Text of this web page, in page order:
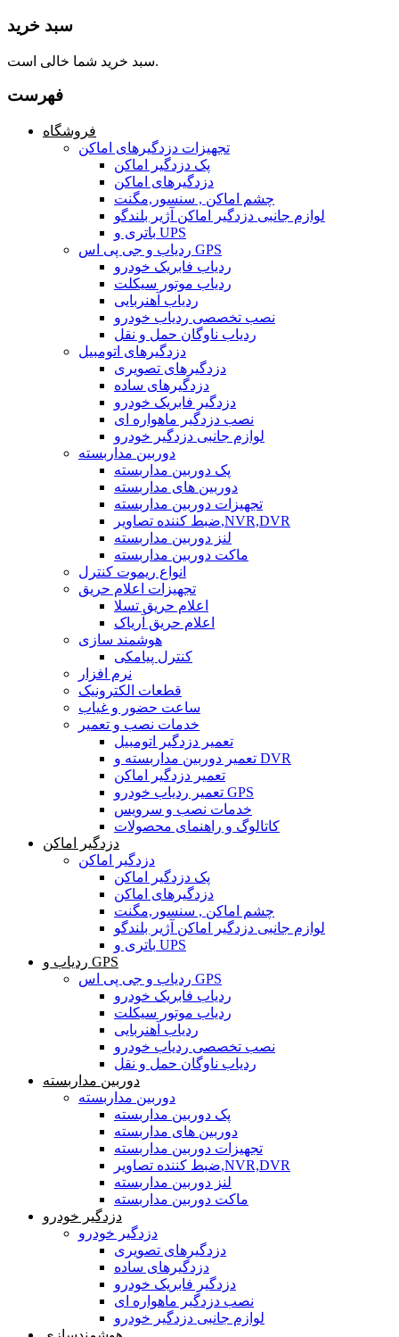
سبد خرید
سبد خرید شما خالی است.
فهرست
فروشگاه
تجهیزات دزدگیرهای اماکن
پک دزدگیر اماکن
دزدگیرهای اماکن
چشم اماکن , سنسور,مگنت
لوازم جانبی دزدگیر اماکن آژیر بلندگو
باتری و UPS
ردیاب و جی پی اس GPS
ردیاب فابریک خودرو
ردیاب موتور سیکلت
ردیاب آهنربایی
نصب تخصصی ردیاب خودرو
ردیاب ناوگان حمل و نقل
دزدگیرهای اتومبیل
دزدگیرهای تصویری
دزدگیرهای ساده
دزدگیر فابریک خودرو
نصب دزدگیر ماهواره ای
لوازم جانبی دزدگیر خودرو
دوربین مداربسته
پک دوربین مداربسته
دوربین های مداربسته
تجهیزات دوربین مداربسته
ضبط کننده تصاویر,NVR,DVR
لنز دوربین مداربسته
ماکت دوربین مداربسته
انواع ریموت کنترل
تجهیزات اعلام حریق
اعلام حریق تسلا
اعلام حریق آریاک
هوشمند سازی
کنترل پیامکی
نرم افزار
قطعات الکترونیک
ساعت حضور و غیاب
خدمات نصب و تعمیر
تعمیر دزدگیر اتومبیل
تعمیر دوربین مداربسته و DVR
تعمیر دزدگیر اماکن
تعمیر ردیاب خودرو GPS
خدمات نصب و سرویس
کاتالوگ و راهنمای محصولات
دزدگیر اماکن
دزدگیر اماکن
پک دزدگیر اماکن
دزدگیرهای اماکن
چشم اماکن , سنسور,مگنت
لوازم جانبی دزدگیر اماکن آژیر بلندگو
باتری و UPS
ردیاب و GPS
ردیاب و جی پی اس GPS
ردیاب فابریک خودرو
ردیاب موتور سیکلت
ردیاب آهنربایی
نصب تخصصی ردیاب خودرو
ردیاب ناوگان حمل و نقل
دوربین مداربسته
دوربین مداربسته
پک دوربین مداربسته
دوربین های مداربسته
تجهیزات دوربین مداربسته
ضبط کننده تصاویر,NVR,DVR
لنز دوربین مداربسته
ماکت دوربین مداربسته
دزدگیر خودرو
دزدگیر خودرو
دزدگیرهای تصویری
دزدگیرهای ساده
دزدگیر فابریک خودرو
نصب دزدگیر ماهواره ای
لوازم جانبی دزدگیر خودرو